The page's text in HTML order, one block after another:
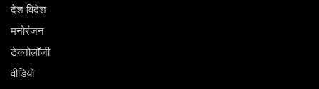
देश विदेश
मनोरंजन
टेक्‍नोलॉजी
वीडियो